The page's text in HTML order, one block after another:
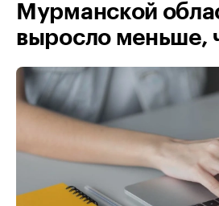
Мурманской
выросло меньше,